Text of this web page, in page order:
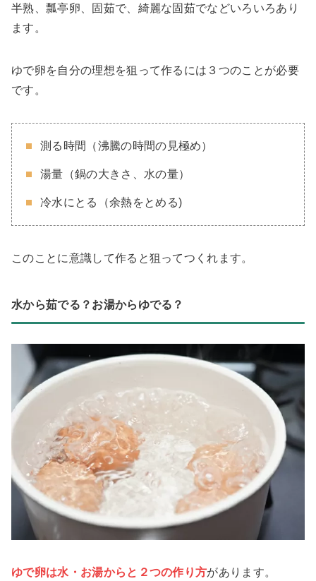
半熟、瓢亭卵、固茹で、綺麗な固茹でなどいろいろあり
ます。
ゆで卵を自分の理想を狙って作るには３つのことが必要
です。
測る時間（沸騰の時間の見極め）
湯量（鍋の大きさ、水の量）
冷水にとる（余熱をとめる)
このことに意識して作ると狙ってつくれます。
水から茹でる？お湯からゆでる？
ゆで卵は水・お湯からと２つの作り方があります。